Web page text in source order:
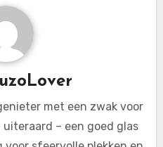
met een zwak voor
uiteraard – een goed glas